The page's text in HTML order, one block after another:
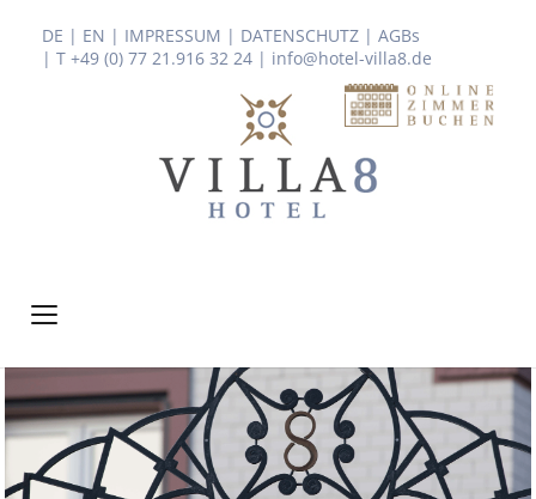
DE | EN | IMPRESSUM | DATENSCHUTZ | AGBs
| T +49 (0) 77 21.916 32 24 | info@hotel-villa8.de